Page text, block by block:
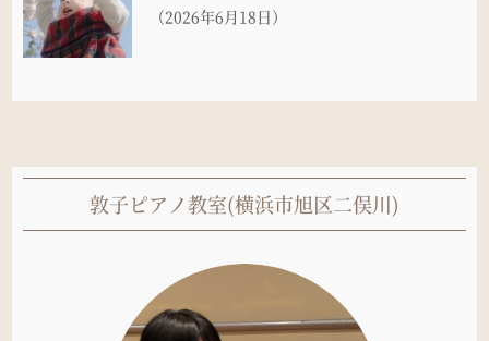
（2026年6月18日）
敦子ピアノ教室(横浜市旭区二俣川)